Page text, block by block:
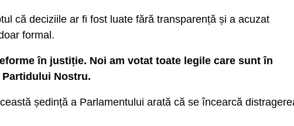
că deciziile ar fi fost luate fără transparență și a acuzat
formal.
în justiție. Noi am votat toate legile care sunt în
Nostru.
ședință a Parlamentului arată că se încearcă